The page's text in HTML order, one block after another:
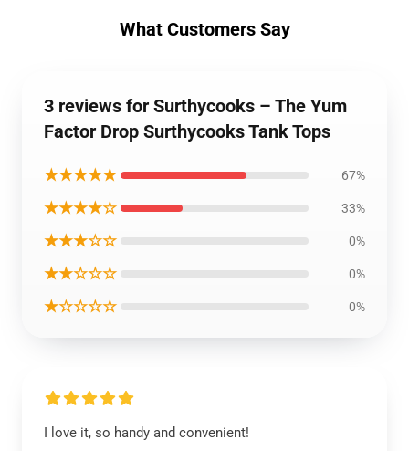
What Customers Say
3 reviews for Surthycooks – The Yum
Factor Drop Surthycooks Tank Tops
★★★★★ 67%
★★★★☆ 33%
★★★☆☆ 0%
★★☆☆☆ 0%
★☆☆☆☆ 0%
I love it, so handy and convenient!